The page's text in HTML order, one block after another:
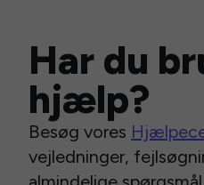
Har du
hjælp?
Besøg vores
vejledninger,